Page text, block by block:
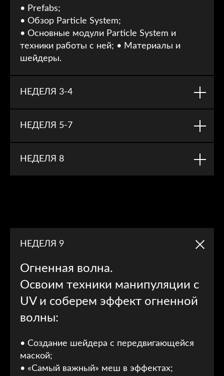
• Prefabs;
• Обзор Particle System;
• Основные модули Particle System и
техники работы с ней; • Материалы и
шейдеры.
НЕДЕЛЯ 3-4
НЕДЕЛЯ 5-7
НЕДЕЛЯ 8
НЕДЕЛЯ 9
Огненная волна.
Освоим техники манипуляции с
UV и соберем эффект огненной
волны:
• Создание шейдера с передвигающейся
маской;
• «Самый важный» меш в эффектах;